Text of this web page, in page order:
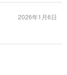
2026年1月6日